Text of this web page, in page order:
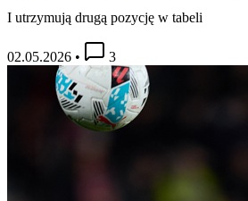
I utrzymują drugą pozycję w tabeli
02.05.2026 • 3